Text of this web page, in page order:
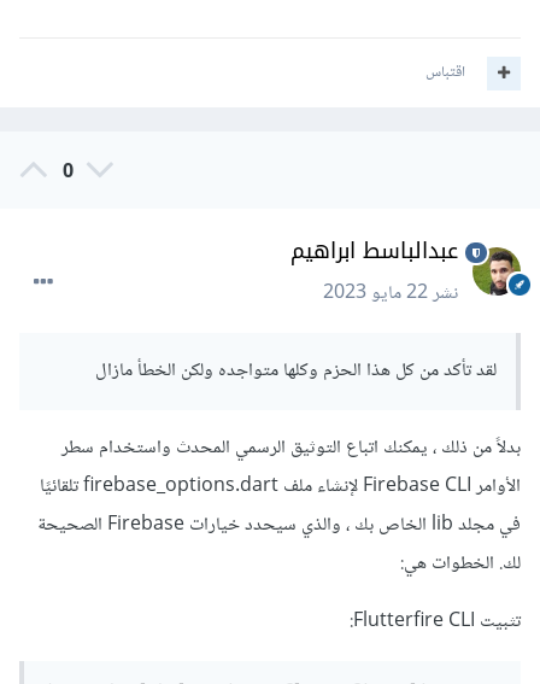
اقتباس
0
عبدالباسط ابراهيم
نشر22 مايو 2023
لقد تأكد من كل هذا الحزم وكلها متواجده ولكن الخطأ مازال
بدلاً من ذلك ، يمكنك اتباع التوثيق الرسمي المحدث واستخدام سطر
الأوامر Firebase CLI لإنشاء ملف firebase_options.dart تلقائيًا
في مجلد lib الخاص بك ، والذي سيحدد خيارات Firebase الصحيحة
لك. الخطوات هي:
تثبيت Flutterfire CLI: